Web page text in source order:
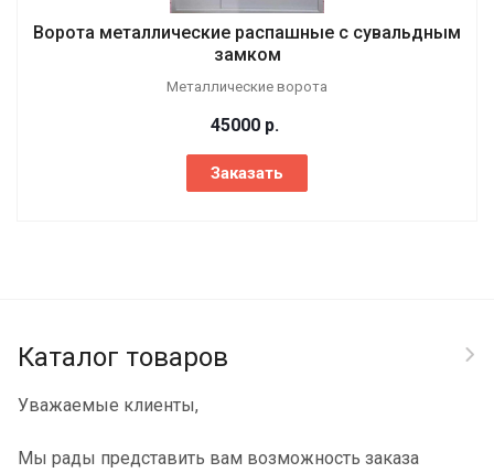
Ворота металлические распашные с сувальдным
замком
Металлические ворота
45000 р.
Заказать
Каталог товаров
Уважаемые клиенты,
Мы рады представить вам возможность заказа